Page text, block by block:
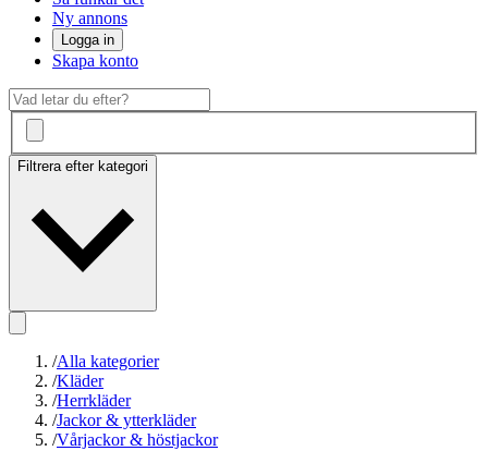
Ny annons
Logga in
Skapa konto
Filtrera efter kategori
/Alla kategorier
/Kläder
/Herrkläder
/Jackor & ytterkläder
/Vårjackor & höstjackor